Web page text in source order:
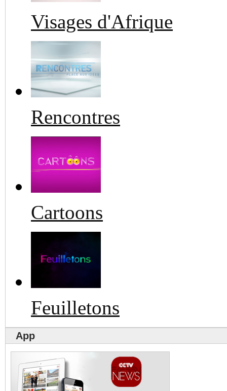
Visages d'Afrique
Rencontres
Cartoons
Feuilletons
App